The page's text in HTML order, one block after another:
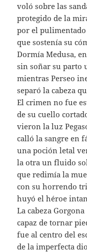
voló sobre las
protegido de la
por el pulimentado
que sostenía su
Dormía Medusa,
sin soñar su parto
mientras Perseo
separó la cabeza
El crimen no fue
de su cuello
vieron la luz
calló la sangre en
una poción letal
la otra un fluido
que redimía la
con su horrendo
huyó el héroe
La cabeza Gorgona
capaz de tornar
fue al centro del
de la imperfecta